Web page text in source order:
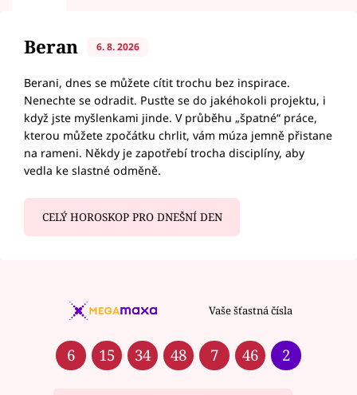
Beran 6. 8. 2026
Berani, dnes se můžete cítit trochu bez inspirace.
Nenechte se odradit. Pusťte se do jakéhokoli projektu, i
když jste myšlenkami jinde. V průběhu „špatné“ práce,
kterou můžete zpočátku chrlit, vám múza jemně přistane
na rameni. Někdy je zapotřebí trocha disciplíny, aby
vedla ke slastné odměně.
CELÝ HOROSKOP PRO DNEŠNÍ DEN
Vaše šťastná čísla
6 15 34 48 7 46 2